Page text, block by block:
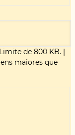
Limite de 800 KB. |
maiores que